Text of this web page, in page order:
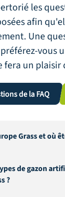
les
afin
Une
vous
fera un plaisir
de la FAQ
Grass et où
de gazon
?